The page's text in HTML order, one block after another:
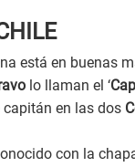
está en buenas
lo llaman el ‘
en las dos
con la